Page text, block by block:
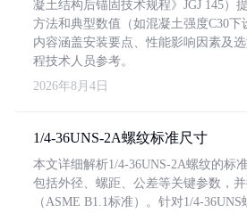
凝土结构后锚固技术规程》JGJ 145）
方法和典型数值（如混凝土强度C30下
内容涵盖安装要点、性能影响因素及
程技术人员参考。
2026年8月4日
1/4-36UNS-2A螺纹标准尺寸
本文详细解析1/4-36UNS-2A螺纹的标
包括外径、螺距、公差等关键参数，
（ASME B1.1标准）。针对1/4-